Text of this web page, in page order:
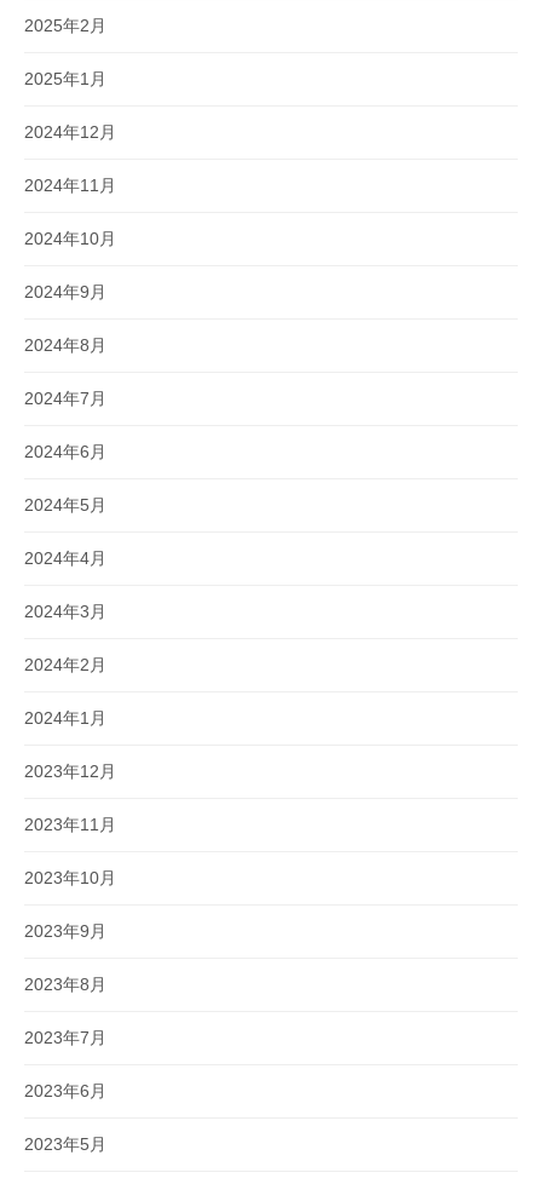
2025年2月
2025年1月
2024年12月
2024年11月
2024年10月
2024年9月
2024年8月
2024年7月
2024年6月
2024年5月
2024年4月
2024年3月
2024年2月
2024年1月
2023年12月
2023年11月
2023年10月
2023年9月
2023年8月
2023年7月
2023年6月
2023年5月